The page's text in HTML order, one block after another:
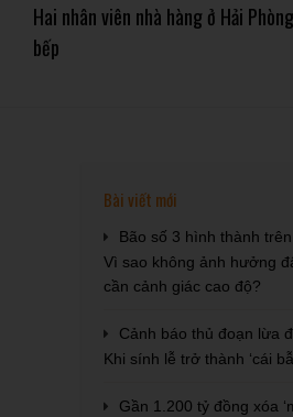
Hai nhân viên nhà hàng ở Hải
bếp
Bài viết mới
Bão số 3 hình thành
Vì sao không ảnh hưởng
cần cảnh giác cao độ?
Cảnh báo thủ đoạn lừa
Khi sính lễ trở thành ‘cái
Gần 1.200 tỷ đồng xóa